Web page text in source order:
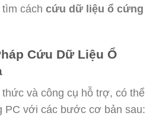
cách cứu dữ liệu ổ cứng
Cứu Dữ Liệu Ổ
và công cụ hỗ trợ, có thể
PC với các bước cơ bản sau: